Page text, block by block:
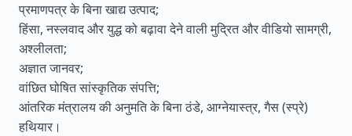
प्रमाणपत्र के बिना खाद्य उत्पाद;
हिंसा, नस्लवाद और युद्ध को बढ़ावा देने वाली मुद्रित और वीडियो सामग्री,
अश्लीलता;
अज्ञात जानवर;
वांछित घोषित सांस्कृतिक संपत्ति;
आंतरिक मंत्रालय की अनुमति के बिना ठंडे, आग्नेयास्त्र, गैस (स्प्रे)
हथियार।